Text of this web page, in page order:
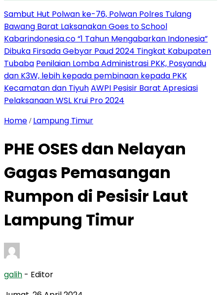
Sambut Hut Polwan ke-76, Polwan Polres Tulang
Bawang Barat Laksanakan Goes to School
Kabarindonesia.co “1 Tahun Mengabarkan Indonesia”
Dibuka Firsada Gebyar Paud 2024 Tingkat Kabupaten
Tubaba Penilaian Lomba Administrasi PKK, Posyandu
dan K3W, lebih kepada pembinaan kepada PKK
Kecamatan dan TiyuhAWPI Pesisir Barat Apresiasi
Pelaksanaan WSL Krui Pro 2024
Home / Lampung Timur
PHE OSES dan Nelayan
Gagas Pemasangan
Rumpon di Pesisir Laut
Lampung Timur
galih - Editor